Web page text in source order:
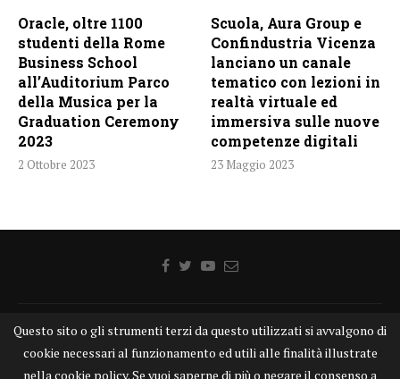
Oracle, oltre 1100
studenti della Rome
Business School
all’Auditorium Parco
della Musica per la
Graduation Ceremony
2023
2 Ottobre 2023
Scuola, Aura Group e
Confindustria Vicenza
lanciano un canale
tematico con lezioni in
realtà virtuale ed
immersiva sulle nuove
competenze digitali
23 Maggio 2023
Home Chi siamo Disclaimer Cookie Contatti
Privacy Policy KONGTV
Questo sito o gli strumenti terzi da questo utilizzati si avvalgono di
cookie necessari al funzionamento ed utili alle finalità illustrate
nella cookie policy. Se vuoi saperne di più o negare il consenso a